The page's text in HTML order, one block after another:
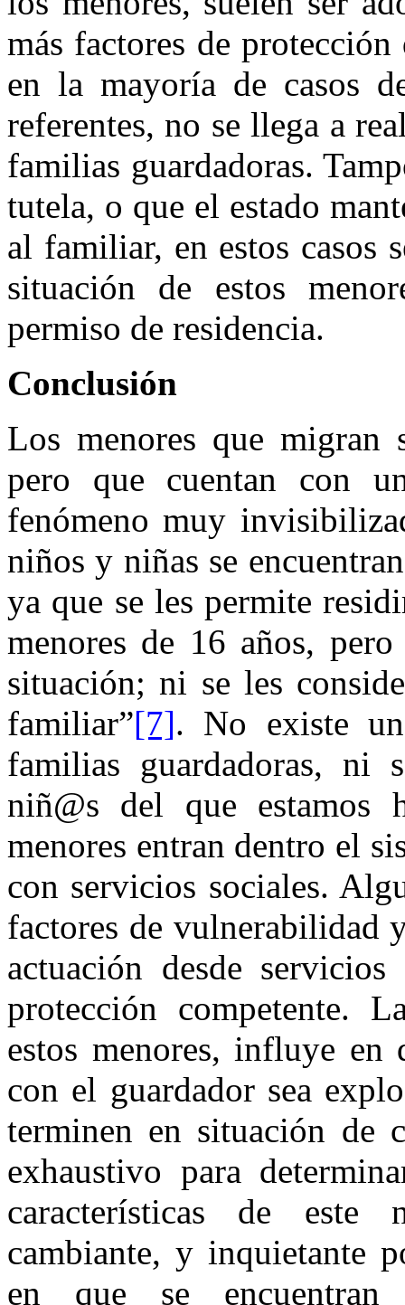
más factores de
en la mayoría de casos
referentes, no se llega a
familias guardadoras.
tutela, o que el estado
al familiar, en estos casos
situación de estos
permiso de residencia.
Conclusión
Los menores que migran
pero que cuentan con
fenómeno muy
niños y niñas se
ya que se les permite
menores de 16 años,
situación; ni se les
familiar”[7]. No existe
familias guardadoras, ni
niñ@s del que estamos
menores entran dentro el
con servicios sociales.
factores de vulnerabilidad
actuación desde
protección competente.
estos menores, influye en
con el guardador sea
terminen en situación de
exhaustivo para
características de este
cambiante, y inquietante
en que se encuentran